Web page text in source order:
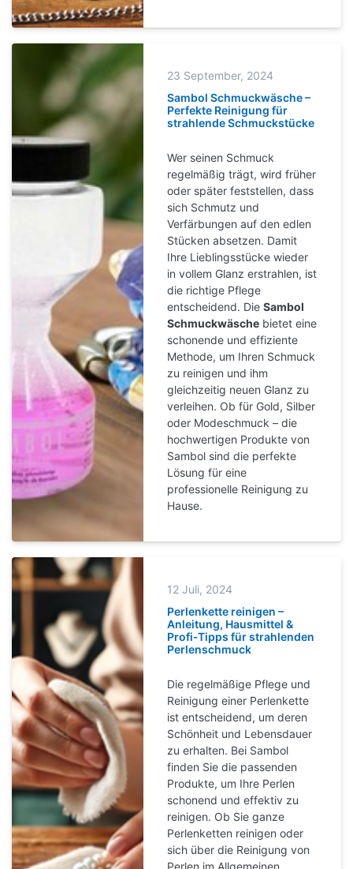
23 September, 2024
Sambol Schmuckwäsche –
Perfekte Reinigung für
strahlende Schmuckstücke
Wer seinen Schmuck
regelmäßig trägt, wird früher
oder später feststellen, dass
sich Schmutz und
Verfärbungen auf den edlen
Stücken absetzen. Damit
Ihre Lieblingsstücke wieder
in vollem Glanz erstrahlen, ist
die richtige Pflege
entscheidend. DieSambol
Schmuckwäsche bietet eine
schonende und effiziente
Methode, um Ihren Schmuck
zu reinigen und ihm
gleichzeitig neuen Glanz zu
verleihen. Ob für Gold, Silber
oder Modeschmuck – die
hochwertigen Produkte von
Sambol sind die perfekte
Lösung für eine
professionelle Reinigung zu
Hause.
12 Juli, 2024
Perlenkette reinigen –
Anleitung, Hausmittel &
Profi-Tipps für strahlenden
Perlenschmuck
Die regelmäßige Pflege und
Reinigung einer Perlenkette
ist entscheidend, um deren
Schönheit und Lebensdauer
zu erhalten. Bei Sambol
finden Sie die passenden
Produkte, um Ihre Perlen
schonend und effektiv zu
reinigen. Ob Sie ganze
Perlenketten reinigen oder
sich über die Reinigung von